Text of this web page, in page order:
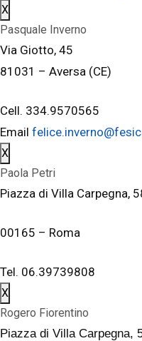
X
Pasquale Inverno
Via Giotto, 45
81031 – Aversa (CE)
Cell. 334.9570565
Email
X
Paola Petri
Piazza di Villa Carpegna,
00165 – Roma
Tel. 06.39739808
X
Rogero Fiorentino
Piazza di Villa Carpegna,